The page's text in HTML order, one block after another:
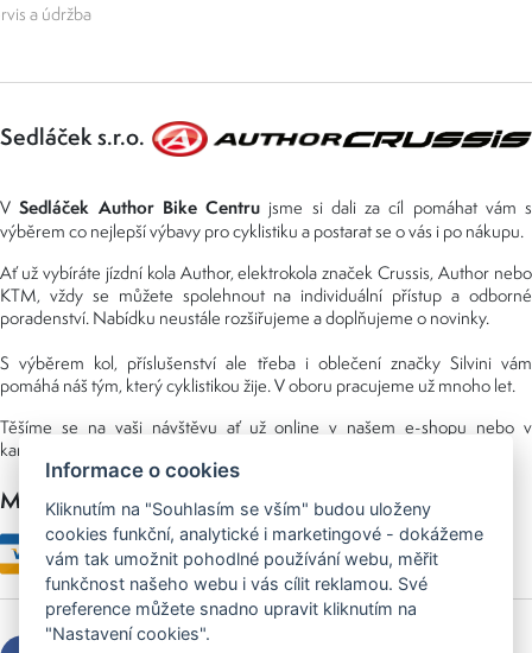
a údržba
Sedláček s.r.o.
VSedláček Author Bike Centru jsme si dali za cíl pomáhat vám s
výběrem co nejlepší výbavy pro cyklistiku a postarat se o vás i po nákupu.
Ať už vybíráte jízdní kola Author, elektrokola značek Crussis, Author nebo
KTM, vždy se můžete spolehnout na individuální přístup a odborné
poradenství. Nabídku neustále rozšiřujeme a doplňujeme o novinky.
S výběrem kol, příslušenství ale třeba i oblečení značky Silvini vám
pomáhá náš tým, který cyklistikou žije. V oboru pracujeme už mnoho let.
Těšíme se na vaši návštěvu ať už online v našem e-shopu nebo v
kamenné prodejně, kterou najdete v NS (nákupní středisko) URAN.
Možnosti platby
Informace o cookies
Kliknutím na "Souhlasím se vším" budou uloženy
cookies funkční, analytické i marketingové - dokážeme
vám tak umožnit pohodlné používání webu, měřit
funkčnost našeho webu i vás cílit reklamou. Své
preference můžete snadno upravit kliknutím na
"Nastavení cookies".